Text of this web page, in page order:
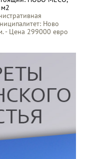
Ново
- Цена 299000 евро